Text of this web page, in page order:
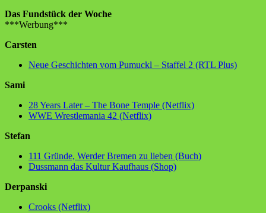
Das Fundstück der Woche
***Werbung***
Carsten
Neue Geschichten vom Pumuckl – Staffel 2 (RTL Plus)
Sami
28 Years Later – The Bone Temple (Netflix)
WWE Wrestlemania 42 (Netflix)
Stefan
111 Gründe, Werder Bremen zu lieben (Buch)
Dussmann das Kultur Kaufhaus (Shop)
Derpanski
Crooks (Netflix)